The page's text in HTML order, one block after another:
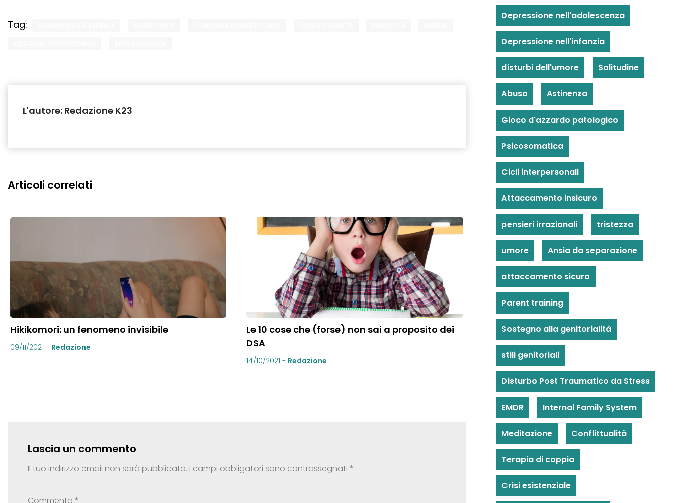
Tag:
L'autore: Redazione K23
Articoli correlati
Hikikomori: un fenomeno invisibile
09/11/2021 - Redazione
Le 10 cose che (forse) non sai a proposito dei
DSA
14/10/2021 - Redazione
Lascia un commento
Il tuo indirizzo email non sarà pubblicato. I campi obbligatori sono contrassegnati *
Commento *
Depressione nell'adolescenza
Depressione nell'infanzia
disturbi dell'umore Solitudine
Abuso Astinenza
Gioco d'azzardo patologico
Psicosomatica
Cicli interpersonali
Attaccamento insicuro
pensieri irrazionali tristezza
umore Ansia da separazione
attaccamento sicuro
Parent training
Sostegno alla genitorialità
stili genitoriali
Disturbo Post Traumatico da Stress
EMDR Internal Family System
Meditazione Conflittualità
Terapia di coppia
Crisi esistenziale